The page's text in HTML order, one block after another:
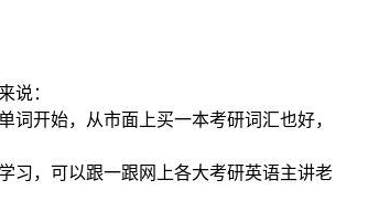
说：
开始，从市面上买一本考研词汇也好，
习，可以跟一跟网上各大考研英语主讲老